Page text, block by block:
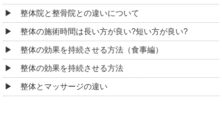
整体院と整骨院との違いについて
整体の施術時間は長い方が良い?短い方が良い?
整体の効果を持続させる方法（食事編）
整体の効果を持続させる方法
整体とマッサージの違い